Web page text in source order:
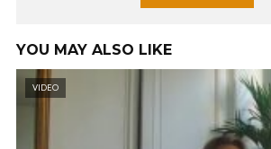
YOU MAY ALSO LIKE
VIDEO